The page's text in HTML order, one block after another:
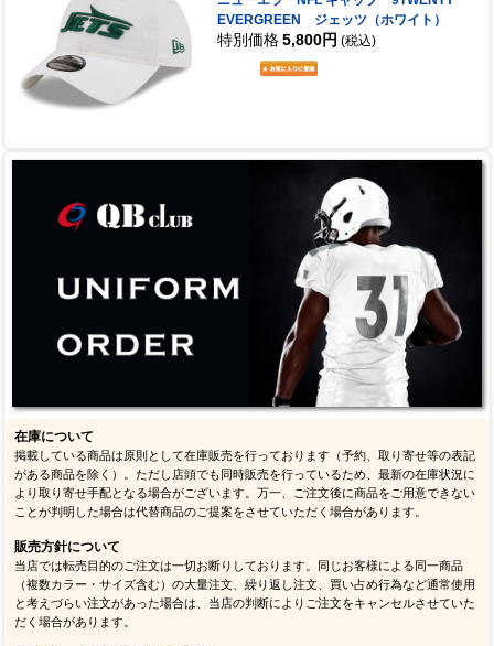
EVERGREEN ジェッツ（ホワイト）
特別価格 5,800円 (税込)
在庫について
掲載している商品は原則として在庫販売を行っております（予約、取り寄せ等の表記
がある商品を除く）。ただし店頭でも同時販売を行っているため、最新の在庫状況に
より取り寄せ手配となる場合がございます。万一、ご注文後に商品をご用意できない
ことが判明した場合は代替商品のご提案をさせていただく場合があります。
販売方針について
当店では転売目的のご注文は一切お断りしております。同じお客様による同一商品
（複数カラー・サイズ含む）の大量注文、繰り返し注文、買い占め行為など通常使用
と考えづらい注文があった場合は、当店の判断によりご注文をキャンセルさせていた
だく場合があります。